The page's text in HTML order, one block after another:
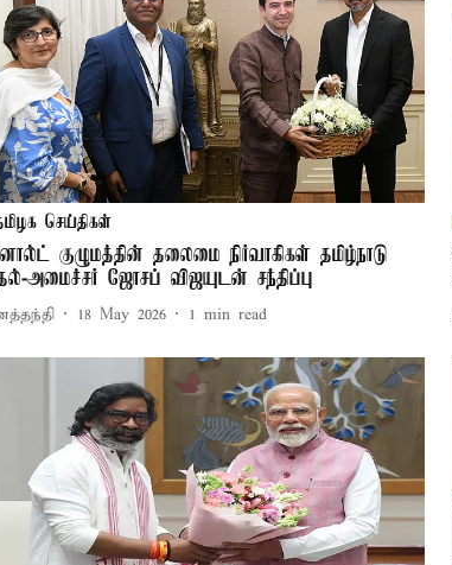
செய்திகள்
குழுமத்தின் தலைமை நிர்வாகிகள் தமிழ்நாடு
அமைச்சர் ஜோசப் விஜயுடன் சந்திப்பு
18 May 2026 1 min read